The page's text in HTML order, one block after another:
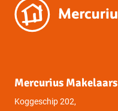
Mercurius Makelaars
Koggeschip 202,